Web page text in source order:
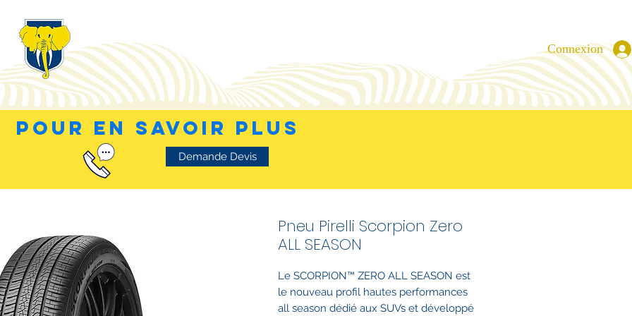
Connexion
POUR EN SAVOIR PLUS
Demande Devis
Pneu Pirelli Scorpion Zero
ALL SEASON
Le SCORPION™ ZERO ALL SEASON est
le nouveau profil hautes performances
all season dédié aux SUVs et développé